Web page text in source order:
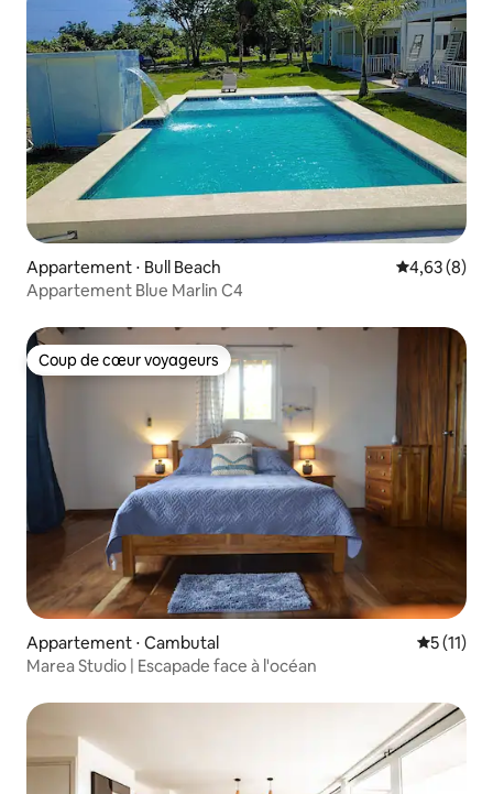
Appartement ⋅ Bull Beach Évaluation
4,63 (8)
Appartement Blue Marlin C4
Coup de cœur voyageurs
Coup de cœur voyageurs
Appartement ⋅ Cambutal
5 (11)
Marea Studio | Escapade face à l'océan